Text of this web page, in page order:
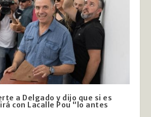
a Delgado y dijo que si es
con Lacalle Pou “lo antes